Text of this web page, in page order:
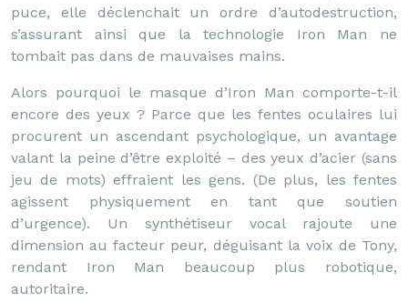
puce, elle déclenchait un ordre d’autodestruction,
s’assurant ainsi que la technologie Iron Man ne
tombait pas dans de mauvaises mains.
Alors pourquoi le masque d’Iron Man comporte-t-il
encore des yeux ? Parce que les fentes oculaires lui
procurent un ascendant psychologique, un avantage
valant la peine d’être exploité – des yeux d’acier (sans
jeu de mots) effraient les gens. (De plus, les fentes
agissent physiquement en tant que soutien
d’urgence). Un synthétiseur vocal rajoute une
dimension au facteur peur, déguisant la voix de Tony,
rendant Iron Man beaucoup plus robotique,
autoritaire.